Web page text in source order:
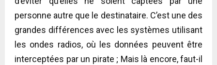
personne autre que le destinataire. C’est une des
grandes différences avec les systèmes utilisant
les ondes radios, où les données peuvent être
interceptées par un pirate ; Mais là encore, faut-il